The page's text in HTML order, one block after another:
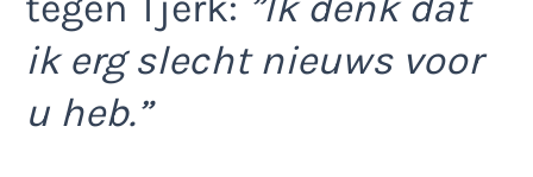
ik erg slecht nieuws voor
u heb.”